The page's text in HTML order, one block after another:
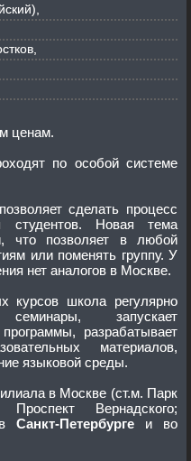
английский),
ценам.
по особой системе
Новая тема
что позволяет в любой
такого «гибкого» формата обучения нет аналогов в Москве.
курсов школа регулярно
материалов,
создание языковой среды.
в Москве (ст.м. Парк
Вернадского;
Санкт-Петербурге и во